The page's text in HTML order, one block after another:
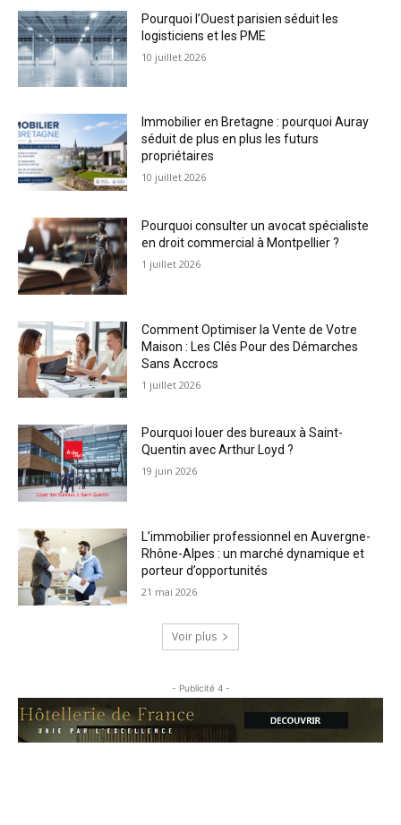
Pourquoi l’Ouest parisien séduit les
logisticiens et les PME
10 juillet 2026
Immobilier en Bretagne : pourquoi Auray
séduit de plus en plus les futurs
propriétaires
10 juillet 2026
Pourquoi consulter un avocat spécialiste
en droit commercial à Montpellier ?
1 juillet 2026
Comment Optimiser la Vente de Votre
Maison : Les Clés Pour des Démarches
Sans Accrocs
1 juillet 2026
Pourquoi louer des bureaux à Saint-
Quentin avec Arthur Loyd ?
19 juin 2026
L’immobilier professionnel en Auvergne-
Rhône-Alpes : un marché dynamique et
porteur d’opportunités
21 mai 2026
Voir plus
- Publicité 4 -